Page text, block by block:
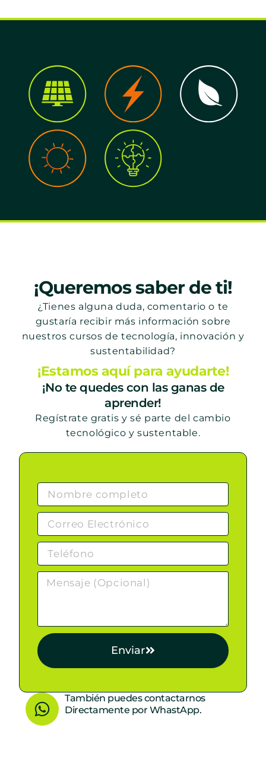
¡Queremos saber de ti!
¿Tienes alguna duda, comentario o te
gustaría recibir más información sobre
nuestros cursos de tecnología, innovación y
sustentabilidad?
¡Estamos aquí para ayudarte!
¡No te quedes con las ganas de
aprender!
Regístrate gratis y sé parte del cambio
tecnológico y sustentable.
Enviar
W
h
También puedes contactarnos
Directamente por WhastApp.